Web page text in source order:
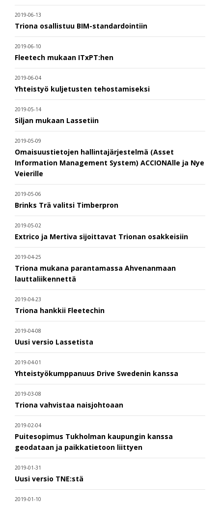
2019-06-13
Triona osallistuu BIM-standardointiin
2019-06-10
Fleetech mukaan ITxPT:hen
2019-06-04
Yhteistyö kuljetusten tehostamiseksi
2019-05-14
Siljan mukaan Lassetiin
2019-05-09
Omaisuustietojen hallintajärjestelmä (Asset
Information Management System) ACCIONAlle ja Nye
Veierille
2019-05-06
Brinks Trä valitsi Timberpron
2019-05-02
Extrico ja Mertiva sijoittavat Trionan osakkeisiin
2019-04-25
Triona mukana parantamassa Ahvenanmaan
lauttaliikennettä
2019-04-23
Triona hankkii Fleetechin
2019-04-08
Uusi versio Lassetista
2019-04-01
Yhteistyökumppanuus Drive Swedenin kanssa
2019-03-08
Triona vahvistaa naisjohtoaan
2019-02-04
Puitesopimus Tukholman kaupungin kanssa
geodataan ja paikkatietoon liittyen
2019-01-31
Uusi versio TNE:stä
2019-01-10